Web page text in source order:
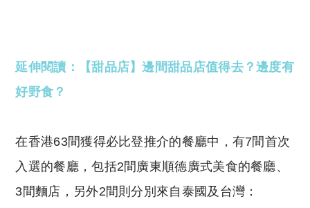
延伸閱讀：【甜品店】邊間甜品店值得去？邊度有
好野食？
在香港63間獲得必比登推介的餐廳中，有7間首次
入選的餐廳，包括2間廣東順德廣式美食的餐廳、
3間麵店，另外2間則分別來自泰國及台灣：